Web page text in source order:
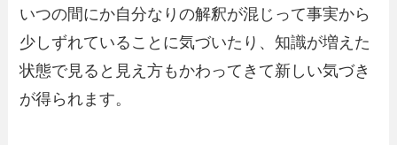
いつの間にか自分なりの解釈が混じって事実から
少しずれていることに気づいたり、知識が増えた
状態で見ると見え方もかわってきて新しい気づき
が得られます。